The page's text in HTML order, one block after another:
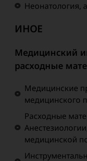
Неонатология,
ИНОЕ
Медицинский
расходные
Медицинские
медицинского
Расходные
медицинской